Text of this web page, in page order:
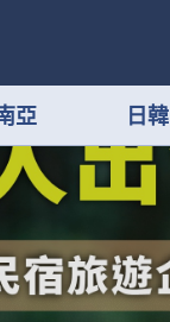
亞 日韓